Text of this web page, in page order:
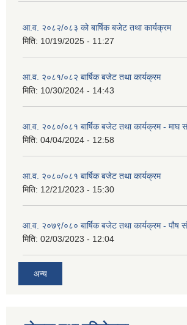
आ.व. २०८२/०८३ को बार्षिक बजेट तथा कार्यक्रम
मिति: 10/19/2025 - 11:27
आ.व. २०८१/०८२ बार्षिक बजेट तथा कार्यक्रम
मिति: 10/30/2024 - 14:43
आ.व. २०८०/०८१ बार्षिक बजेट तथा कार्यक्रम - माघ
मिति: 04/04/2024 - 12:58
आ.व. २०८०/०८१ बार्षिक बजेट तथा कार्यक्रम
मिति: 12/21/2023 - 15:30
आ.व. २०७९/०८० बार्षिक बजेट तथा कार्यक्रम - पौष
मिति: 02/03/2023 - 12:04
अन्य